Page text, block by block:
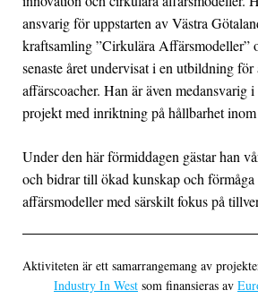
ansvarig för uppstarten av Västra
kraftsamling ”Cirkulära Affärsmodeller”
senaste året undervisat i en utbildning
affärscoacher. Han är även medansvarig
projekt med inriktning på hållbarhet
Under den här förmiddagen gästar han
och bidrar till ökad kunskap och
affärsmodeller med särskilt fokus på
Aktiviteten är ett samarrangemang av
Industry In West som finansieras av